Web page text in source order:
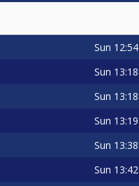
Sun 12:54
Sun 13:18
Sun 13:18
Sun 13:19
Sun 13:38
Sun 13:42